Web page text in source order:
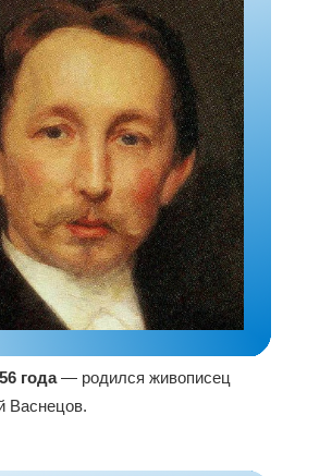
года— родился живописец
Васнецов.